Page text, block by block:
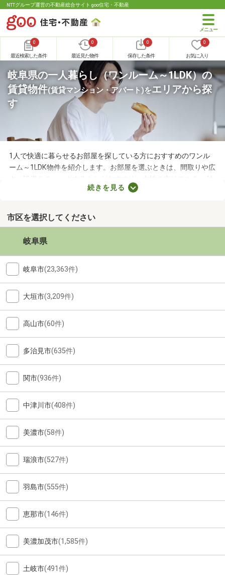
NTTグループ運営の不動産総合サイト goo住宅・不動産
0
最近検索した条件
0
最近見た物件
0
保存した条件
0
お気に入り
岐阜県の一人暮らし（ワンルーム～1LDK）の
賃貸物件(賃貸マンション・アパート)をエリアから探
す
1人で快適に暮らせるお部屋を探している方におすすめのワンル
ーム～1LDK物件を紹介します。お部屋を選ぶときは、間取りや広
さ、設備をチェックすることがおすすめ。女性の方はモニター付
きインターホンやオートロックの有無も見ておきましょう。セキ
れば、自分だけのくつろぎの空間を手に入れられますよ。
続きを見る
市区を選択してください
岐阜県
岐阜市(23,363件)
大垣市(3,209件)
高山市(60件)
多治見市(635件)
関市(936件)
中津川市(408件)
美濃市(58件)
瑞浪市(527件)
羽島市(555件)
恵那市(146件)
美濃加茂市(1,585件)
土岐市(491件)